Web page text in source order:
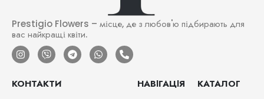
Prestigio Flowers – місце, де з любов'ю підбирають для
вас найкращі квіти.
КОНТАКТИ НАВІГАЦІЯ КАТАЛОГ